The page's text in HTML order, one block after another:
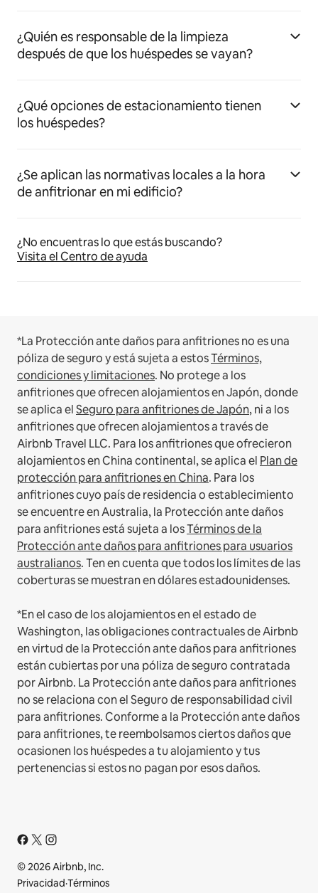
¿Quién es responsable de la limpieza
después de que los huéspedes se vayan?
¿Qué opciones de estacionamiento tienen
los huéspedes?
¿Se aplican las normativas locales a la hora
de anfitrionar en mi edificio?
¿No encuentras lo que estás buscando?
Visita el Centro de ayuda
*La Protección ante daños para anfitriones no es una
póliza de seguro y está sujeta a estosTérminos,
condiciones y limitaciones. No protege a los
anfitriones que ofrecen alojamientos en Japón, donde
se aplica elSeguro para anfitriones de Japón, ni a los
anfitriones que ofrecen alojamientos a través de
Airbnb Travel LLC. Para los anfitriones que ofrecieron
alojamientos en China continental, se aplica el Plan de
protección para anfitriones en China. Para los
anfitriones cuyo país de residencia o establecimiento
se encuentre en Australia, la Protección ante daños
para anfitriones está sujeta a losTérminos de la
Protección ante daños para anfitriones para usuarios
australianos. Ten en cuenta que todos los límites de las
coberturas se muestran en dólares estadounidenses.
*En el caso de los alojamientos en el estado de
Washington, las obligaciones contractuales de Airbnb
en virtud de la Protección ante daños para anfitriones
están cubiertas por una póliza de seguro contratada
por Airbnb. La Protección ante daños para anfitriones
no se relaciona con el Seguro de responsabilidad civil
para anfitriones. Conforme a la Protección ante daños
para anfitriones, te reembolsamos ciertos daños que
ocasionen los huéspedes a tu alojamiento y tus
pertenencias si estos no pagan por esos daños.
© 2026 Airbnb, Inc.
Privacidad·Términos